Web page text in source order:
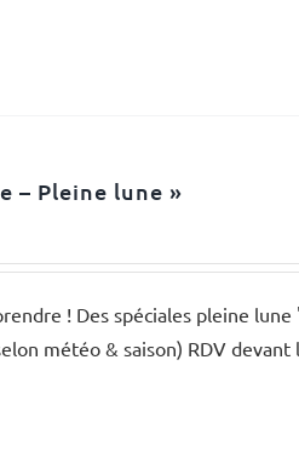
– Pleine lune »
! Des spéciales pleine
météo & saison) RDV